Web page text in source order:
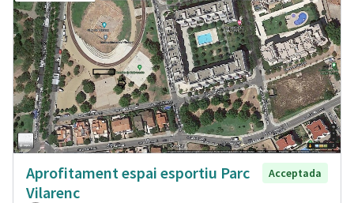
Aprofitament espai esportiu Parc
Vilarenc
Acceptada